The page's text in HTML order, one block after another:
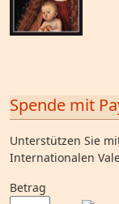
Spende mit
Unterstützen Sie
Internationalen
Betrag